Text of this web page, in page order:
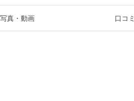
写真・動画 口コミ